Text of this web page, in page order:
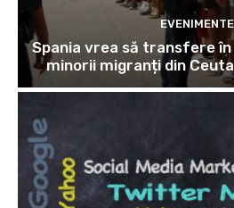
EVENIMENTE
Spania vrea să transfere
minorii migranți din